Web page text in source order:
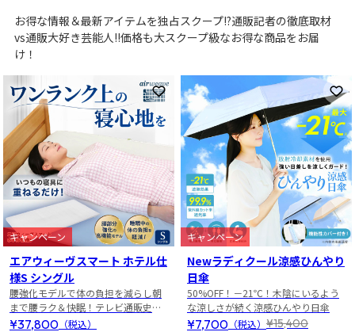
お得な情報＆最新アイテムを独占スクープ!?通販記者の徹底取材
vs通販大好き芸能人!!価格も大スクープ級なお得な商品をお届
け！
お気に入りに登録
キャンペーン
エアウィーヴスマート ホテル仕
様S シングル
腰強化モデルで体の負担を減らし朝
まで腰ラク＆快眠！テレビ通販史上
最安値！
¥37,800 （税込）
お
キャンペーン
Newラディクール涼感ひんやり
日傘
50%OFF！－21℃！木陰にいるよう
な涼しさが続く涼感ひんやり日傘
¥7,700 （税込） ¥15,400